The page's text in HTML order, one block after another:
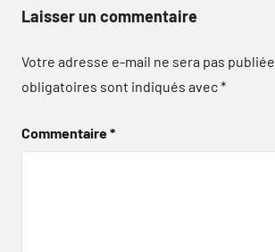
Laisser un commentaire
Votre adresse e-mail ne sera pas publiée.
obligatoires sont indiqués avec*
Commentaire*